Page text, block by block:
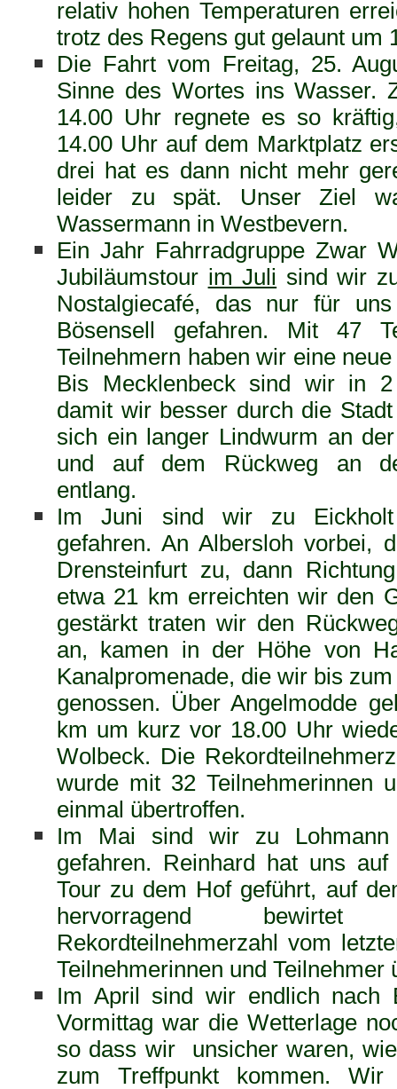
relativ hohen Temperaturen
trotz des Regens gut gelaunt um
Die Fahrt vom Freitag, 25.
Sinne des Wortes ins Wasser.
14.00 Uhr regnete es so
14.00 Uhr auf dem Marktplatz
drei hat es dann nicht mehr
leider zu spät. Unser Ziel
Wassermann in Westbevern.
Ein Jahr Fahrradgruppe Zwar
Jubiläumstour im Juli sind wir
Nostalgiecafé, das nur für
Bösensell gefahren. Mit 47
Teilnehmern haben wir eine
Bis Mecklenbeck sind wir in 2
damit wir besser durch die
sich ein langer Lindwurm an
und auf dem Rückweg an
entlang.
Im Juni sind wir zu Eickholt
gefahren. An Albersloh vorbei,
Drensteinfurt zu, dann
etwa 21 km erreichten wir den
gestärkt traten wir den
an, kamen in der Höhe von
Kanalpromenade, die wir bis
genossen. Über Angelmodde
km um kurz vor 18.00 Uhr
Wolbeck. Die
wurde mit 32 Teilnehmerinnen
einmal übertroffen.
Im Mai sind wir zu Lohmann
gefahren. Reinhard hat uns
Tour zu dem Hof geführt, auf
hervorragend
Rekordteilnehmerzahl vom
Teilnehmerinnen und Teilnehmer
Im April sind wir endlich nach
Vormittag war die Wetterlage
so dass wir unsicher waren,
zum Treffpunkt kommen.